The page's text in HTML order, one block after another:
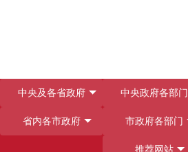
中央及各省政府 中央政府各部门
省内各市政府 市政府各部门
推荐网站